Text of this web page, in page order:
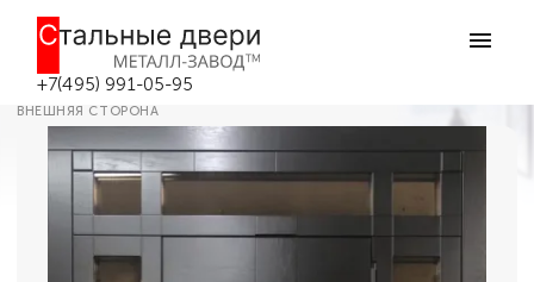
+7(495) 991-05-95
Дверь с фрамугой №35 в Москве
Главная
Входные двери с фрамугой (с верхней вставкой)
ВНЕШНЯЯ СТОРОНА